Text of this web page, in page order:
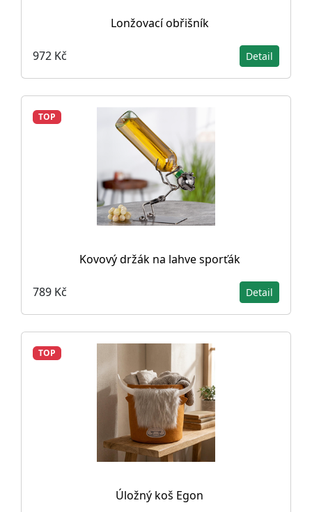
Lonžovací obřišník
972 Kč Detail
TOP
Kovový držák na lahve sporťák
789 Kč Detail
TOP
Úložný koš Egon